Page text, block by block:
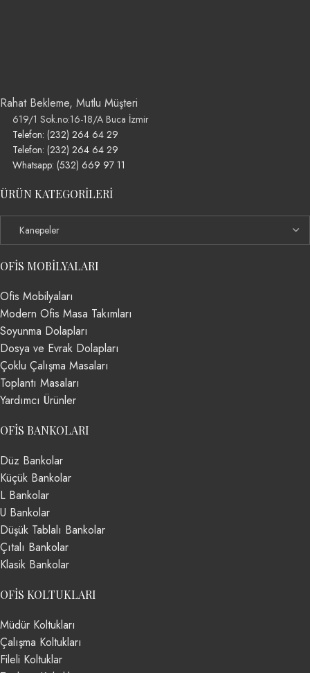
Rahat Bekleme, Mutlu Müşteri
619/1 Sok.no:16-18/A Buca İzmir
Telefon: (232) 264 64 29
Telefon: (232) 264 64 29
Whatsapp: (532) 669 97 11
ÜRÜN KATEGORILERI
OFIS MOBILYALARI
Ofis Mobilyaları
Modern Ofis Masa Takımları
Soyunma Dolapları
Dosya ve Evrak Dolapları
Çoklu Çalışma Masaları
Toplantı Masaları
Yardımcı Ürünler
OFIS BANKOLARI
Düz Bankolar
Küçük Bankolar
L Bankolar
U Bankolar
Düşük Tablalı Bankolar
Çıtalı Bankolar
Klasik Bankolar
OFIS KOLTUKLARI
Müdür Koltukları
Çalışma Koltukları
Fileli Koltuklar